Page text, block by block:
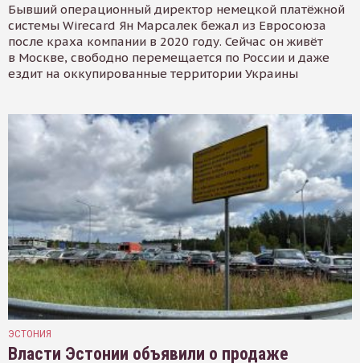
Бывший операционный директор немецкой платёжной
системы Wirecard Ян Марсалек бежал из Евросоюза
после краха компании в 2020 году. Сейчас он живёт
в Москве, свободно перемещается по России и даже
ездит на оккупированные территории Украины
ЭСТОНИЯ
Власти Эстонии объявили о продаже